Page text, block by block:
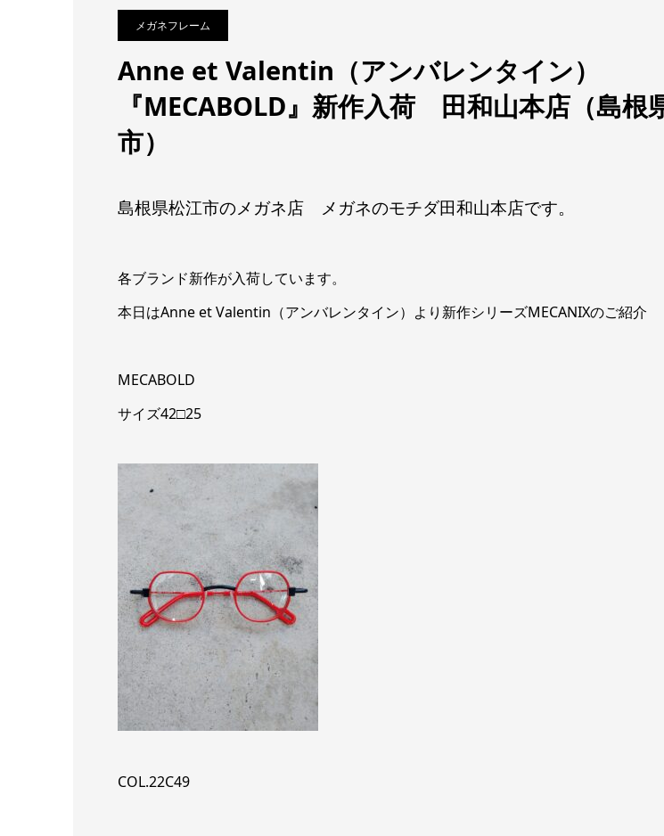
メガネフレーム
Anne et Valentin（アンバレンタイン）
『MECABOLD』新作入荷 田和山本店（島
市）
島根県松江市のメガネ店 メガネのモチダ田和山本店です。
各ブランド新作が入荷しています。
本日はAnne et Valentin（アンバレンタイン）より新作シリーズMECANIXのご紹介
MECABOLD
サイズ42□25
COL.22C49